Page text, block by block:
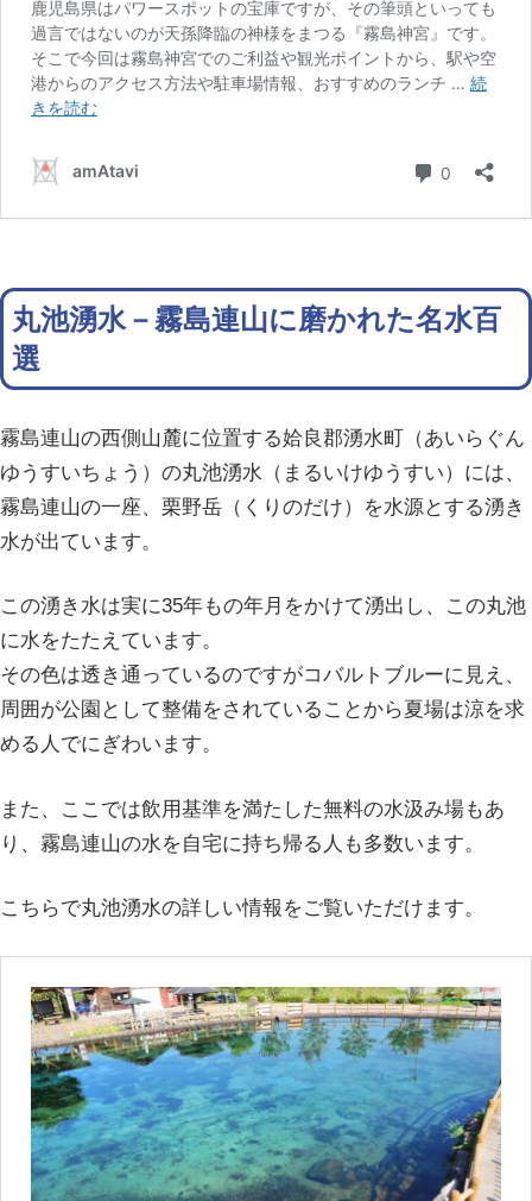
丸池湧水－霧島連山に磨かれた名水百
選
霧島連山の西側山麓に位置する姶良郡湧水町（あいらぐん
ゆうすいちょう）の丸池湧水（まるいけゆうすい）には、
霧島連山の一座、栗野岳（くりのだけ）を水源とする湧き
水が出ています。
この湧き水は実に35年もの年月をかけて湧出し、この丸池
に水をたたえています。
その色は透き通っているのですがコバルトブルーに見え、
周囲が公園として整備をされていることから夏場は涼を求
める人でにぎわいます。
また、ここでは飲用基準を満たした無料の水汲み場もあ
り、霧島連山の水を自宅に持ち帰る人も多数います。
こちらで丸池湧水の詳しい情報をご覧いただけます。